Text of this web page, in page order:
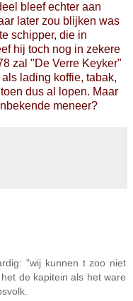
bleef echter aan
later zou blijken was
schipper, die in
hij toch nog in zekere
zal "De Verre Keyker"
lading koffie, tabak,
dus al lopen. Maar
meneer?
"wij kunnen t zoo niet
de kapitein als het ware